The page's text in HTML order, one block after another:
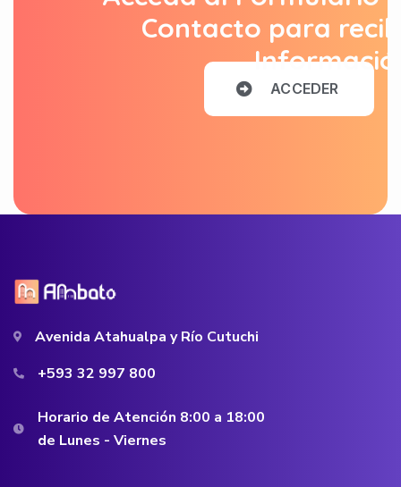
Contacto para
ACCEDER
Avenida Atahualpa y Río Cutuchi
+593 32 997 800
Horario de Atención 8:00 a 18:00
de Lunes - Viernes